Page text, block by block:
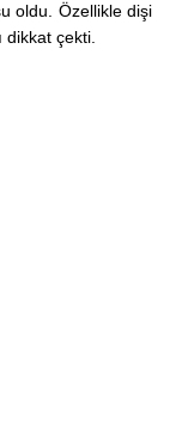
oldu. Özellikle dişi
dikkat çekti.